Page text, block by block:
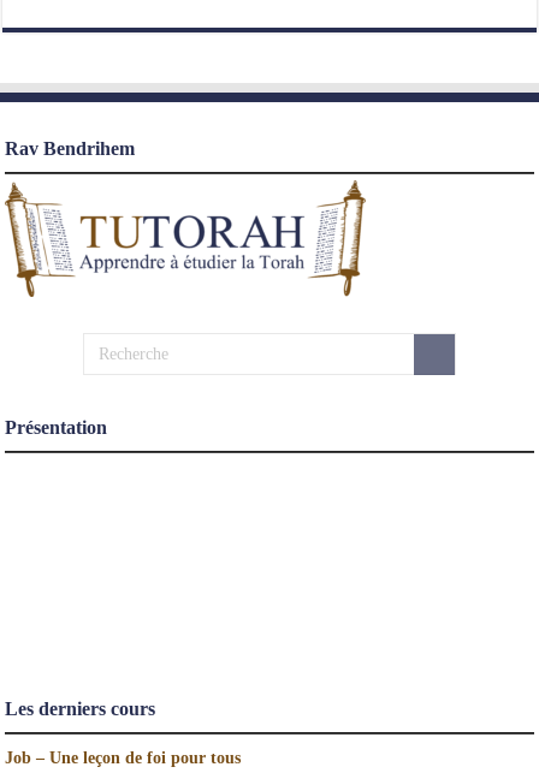
Rav Bendrihem
Présentation
Les derniers cours
Job – Une leçon de foi pour tous